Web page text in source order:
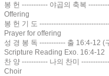
봉 헌 ----------- 야곱의 축복
Offering
봉 헌 기 도
Prayer for offering
성 경 봉 독 ----------- 출 16:4-12 (
Scripture Reading Exo. 16:4-12
찬 양 ----------- 나의 찬미
Choir